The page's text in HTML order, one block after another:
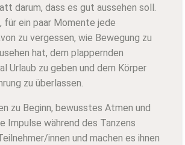
darum, dass es gut aussehen soll.
für ein paar Momente jede
zu vergessen, wie Bewegung zu
hat, dem plappernden
Urlaub zu geben und dem Körper
zu überlassen.
zu Beginn, bewusstes Atmen und
Impulse während des Tanzens
innen und machen es ihnen